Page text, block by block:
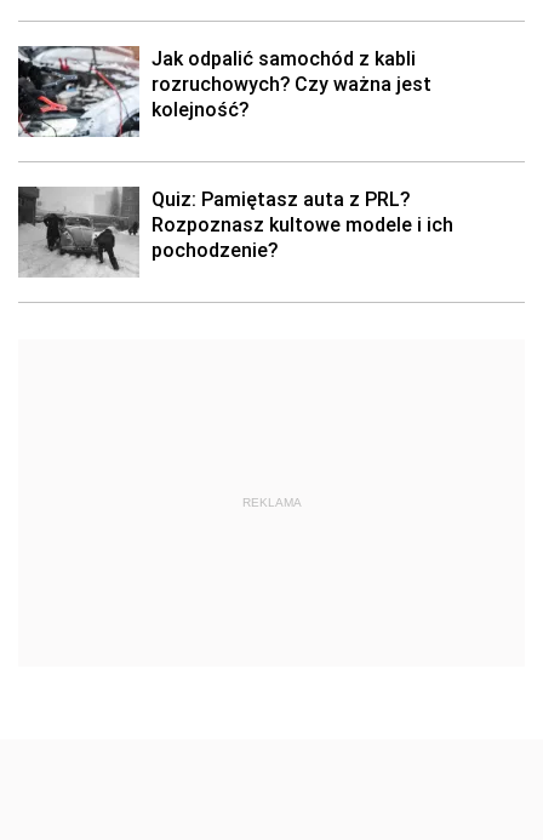
Jak odpalić samochód z kabli
rozruchowych? Czy ważna jest
kolejność?
Quiz: Pamiętasz auta z PRL?
Rozpoznasz kultowe modele i ich
pochodzenie?
REKLAMA